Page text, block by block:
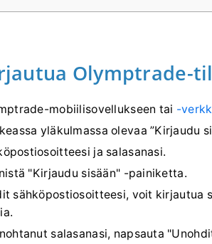
Olymptrade-
mobiilisovellukseen tai -
yläkulmassa olevaa ”Kirjaudu
ja salasanasi.
"Kirjaudu sisään" -painiketta.
sähköpostiosoitteesi, voit kirjautua
salasanasi, napsauta